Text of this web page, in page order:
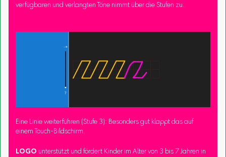
verfügbaren und verlangten Töne nimmt über die Stufen zu.
Eine Linie weiterführen (Stufe 3): Besonders gut klappt das auf
einem Touch-Bildschirm.
LOGO unterstützt und fördert Kinder im Alter von 3 bis 7 Jahren in